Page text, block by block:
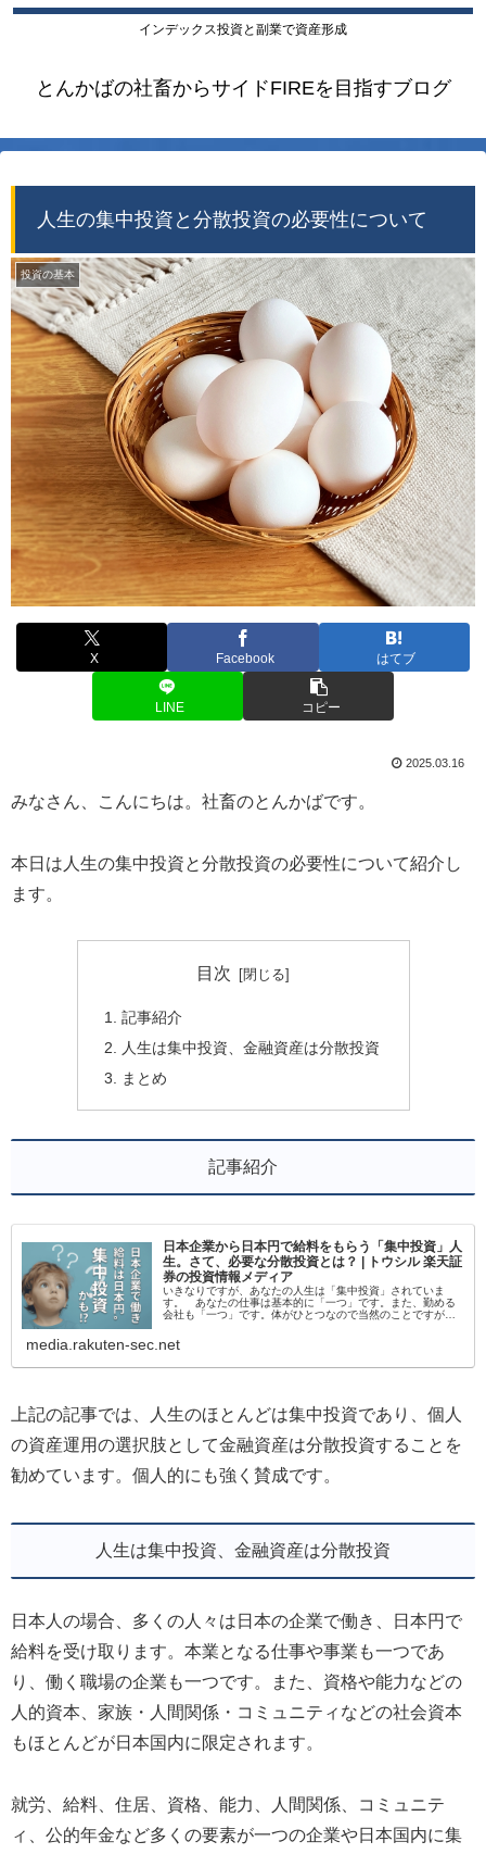
インデックス投資と副業で資産形成
とんかばの社畜からサイドFIREを目指すブログ
人生の集中投資と分散投資の必要性について
投資の基本
X Facebook はてブ
LINE コピー
2025.03.16
みなさん、こんにちは。社畜のとんかばです。
本日は人生の集中投資と分散投資の必要性について紹介し
ます。
目次
記事紹介
人生は集中投資、金融資産は分散投資
まとめ
記事紹介
日本企業から日本円で給料をもらう「集中投資」人
生。さて、必要な分散投資とは？ | トウシル 楽天証
券の投資情報メディア
いきなりですが、あなたの人生は「集中投資」されていま
す。 あなたの仕事は基本的に「一つ」です。また、勤める
会社も「一つ」です。体がひとつなので当然のことですが、
す。 つまり、あなたの稼ぎ…
media.rakuten-sec.net
上記の記事では、人生のほとんどは集中投資であり、個人
の資産運用の選択肢として金融資産は分散投資することを
勧めています。個人的にも強く賛成です。
人生は集中投資、金融資産は分散投資
日本人の場合、多くの人々は日本の企業で働き、日本円で
給料を受け取ります。本業となる仕事や事業も一つであ
り、働く職場の企業も一つです。また、資格や能力などの
人的資本、家族・人間関係・コミュニティなどの社会資本
もほとんどが日本国内に限定されます。
就労、給料、住居、資格、能力、人間関係、コミュニテ
ィ、公的年金など多くの要素が一つの企業や日本国内に集